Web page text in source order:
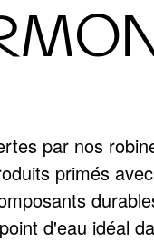
par nos
primés
d'eau idéal